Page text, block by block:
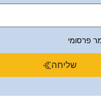
פרסומי
שליחה